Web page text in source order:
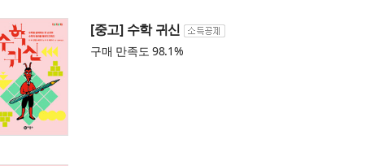
[중고] 수학 귀신
구매 만족도 98.1%